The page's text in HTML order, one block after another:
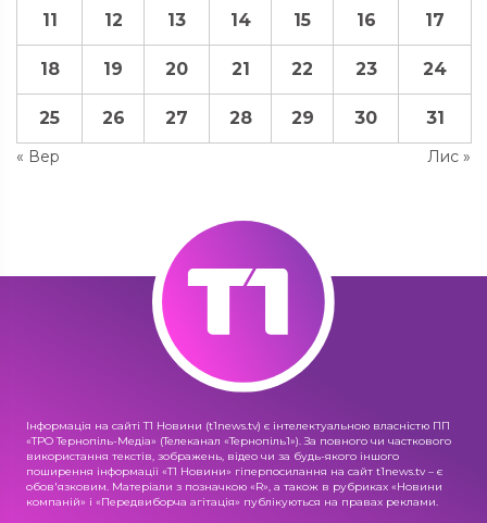
« Вер Лис »
11 12 13 14 15 16 17
18 19 20 21 22 23 24
25 26 27 28 29 30 31
Інформація на сайті Т1 Новини (t1news.tv) є інтелектуальною власністю ПП
«ТРО Тернопіль-Медіа» (Телеканал «Тернопіль1»). За повного чи часткового
використання текстів, зображень, відео чи за будь-якого іншого
поширення інформації «Т1 Новини» гіперпосилання на сайт t1news.tv – є
обов'язковим. Матеріали з позначкою «R», а також в рубриках «Новини
компаній» і «Передвиборча агітація» публікуються на правах реклами.